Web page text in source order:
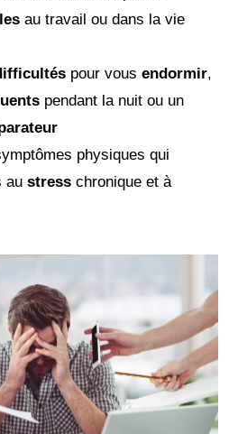
au travail ou dans la vie
pour vousendormir,
pendant la nuit ou un
physiques qui
austress chronique et à